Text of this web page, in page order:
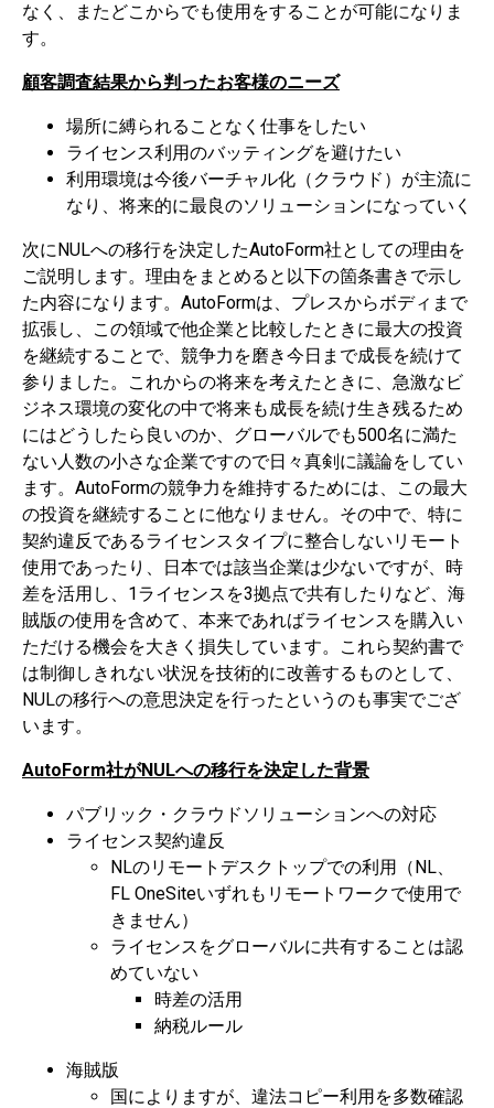
なく、またどこからでも使用をすることが可能になりま
す。
顧客調査結果から判ったお客様のニーズ
場所に縛られることなく仕事をしたい
ライセンス利用のバッティングを避けたい
利用環境は今後バーチャル化（クラウド）が主流に
なり、将来的に最良のソリューションになっていく
次にNULへの移行を決定したAutoForm社としての理由を
ご説明します。理由をまとめると以下の箇条書きで示し
た内容になります。AutoFormは、プレスからボディまで
拡張し、この領域で他企業と比較したときに最大の投資
を継続することで、競争力を磨き今日まで成長を続けて
参りました。これからの将来を考えたときに、急激なビ
ジネス環境の変化の中で将来も成長を続け生き残るため
にはどうしたら良いのか、グローバルでも500名に満た
ない人数の小さな企業ですので日々真剣に議論をしてい
ます。AutoFormの競争力を維持するためには、この最大
の投資を継続することに他なりません。その中で、特に
契約違反であるライセンスタイプに整合しないリモート
使用であったり、日本では該当企業は少ないですが、時
差を活用し、1ライセンスを3拠点で共有したりなど、海
賊版の使用を含めて、本来であればライセンスを購入い
ただける機会を大きく損失しています。これら契約書で
は制御しきれない状況を技術的に改善するものとして、
NULの移行への意思決定を行ったというのも事実でござ
います。
AutoForm社がNULへの移行を決定した背景
パブリック・クラウドソリューションへの対応
ライセンス契約違反
NLのリモートデスクトップでの利用（NL、
FL OneSiteいずれもリモートワークで使用で
きません）
ライセンスをグローバルに共有することは認
めていない
時差の活用
納税ルール
海賊版
国によりますが、違法コピー利用を多数確認